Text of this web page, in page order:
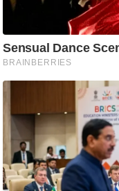
क
मा
तृ
मि
स्तं
भ
ए